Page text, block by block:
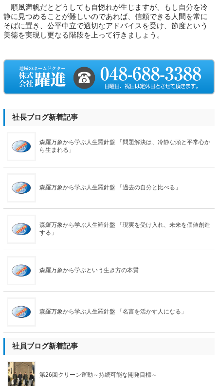
順風満帆だとどうしても自惚れが生じますが、もし自分を冷
静に見つめることが難しいのであれば、信頼できる人間を常に
そばに置き、公平中立で適切なアドバイスを受け、節度という
美徳を実現し更なる階段を上って行きましょう。
社長ブログ新着記事
森羅万象から学ぶ人生羅針盤 「問題解決は、冷静な頭と平常心か
ら生まれる」
森羅万象から学ぶ人生羅針盤 「過去の自分と比べる」
森羅万象から学ぶ人生羅針盤 「現実を受け入れ、未来を価値創造
する」
森羅万象から学ぶという生き方の本質
森羅万象から学ぶ人生羅針盤 「名言を活かす人になる」
社員ブログ新着記事
第26回クリーン運動～持続可能な開発目標～